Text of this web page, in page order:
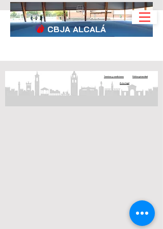
CBJA ALCALÁ
Terminos y condiciones Politica privacidad
Aviso legal